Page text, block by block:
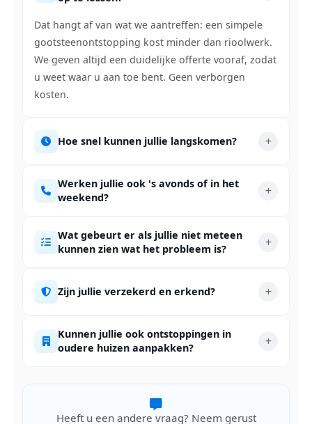
Dat hangt af van wat we aantreffen: een simpele
gootsteenontstopping kost minder dan rioolwerk.
We geven altijd een duidelijke offerte vooraf, zodat
u weet waar u aan toe bent. Geen verborgen
kosten.
Hoe snel kunnen jullie langskomen?
Werken jullie ook 's avonds of in het
weekend?
Wat gebeurt er als jullie niet meteen
kunnen zien wat het probleem is?
Zijn jullie verzekerd en erkend?
Kunnen jullie ook ontstoppingen in
oudere huizen aanpakken?
Heeft u een andere vraag? Neem gerust